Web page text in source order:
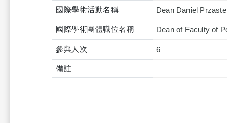
國際學術活動名稱 Dean Daniel
國際學術團體職位名稱 Dean of Faculty of
參與人次 6
備註